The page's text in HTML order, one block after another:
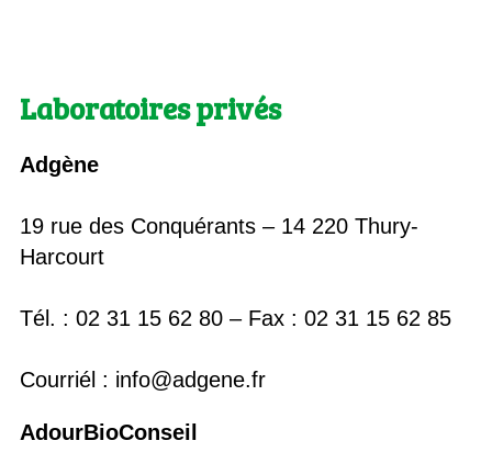
Laboratoires privés
Adgène
19 rue des Conquérants – 14 220 Thury-
Harcourt
Tél. : 02 31 15 62 80 – Fax : 02 31 15 62 85
Courriél : info@adgene.fr
AdourBioConseil